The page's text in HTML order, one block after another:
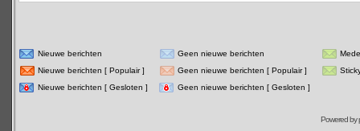
Nieuwe berichten Geen nieuwe berichten
Nieuwe berichten [ Populair ]
Geen nieuwe berichten [ Populair ]
Nieuwe berichten [ Gesloten ]
Geen nieuwe berichten [ Gesloten ]
Powered by